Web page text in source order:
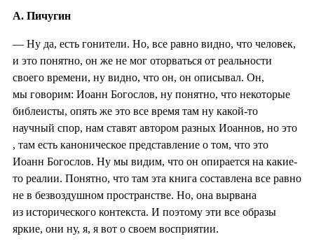
А. Пичугин
— Ну да, есть гонители. Но, все равно видно, что человек,
и это понятно, он же не мог оторваться от реальности
своего времени, ну видно, что он, он описывал. Он,
мы говорим: Иоанн Богослов, ну понятно, что некоторые
библеисты, опять же это все время там ну какой-то
научный спор, нам ставят автором разных Иоаннов, но это
, там есть каноническое представление о том, что это
Иоанн Богослов. Ну мы видим, что он опирается на какие-
то реалии. Понятно, что там эта книга составлена все равно
не в безвоздушном пространстве. Но, она вырвана
из исторического контекста. И поэтому эти все образы
яркие, они ну, я, я вот о своем восприятии.